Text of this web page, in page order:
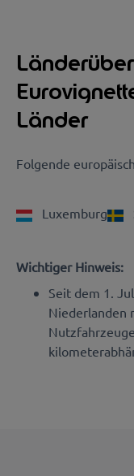
Länder
Folgende
Luxemburg
Wichtiger Hinweis:
Seit dem 1.
Niederlanden